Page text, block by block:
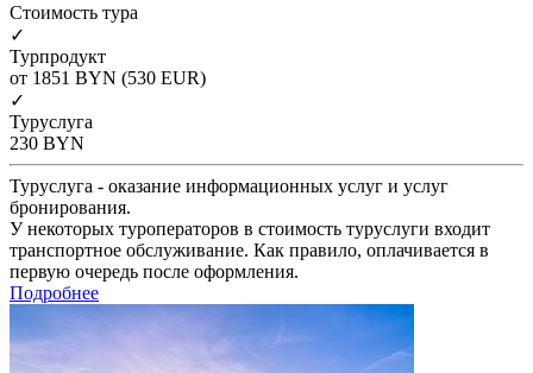
Cтоимость тура
✓
Турпродукт
от 1851 BYN (530 EUR)
✓
Туруслуга
230 BYN
Туруслуга - оказание информационных услуг и услуг
бронирования.
У некоторых туроператоров в стоимость туруслуги входит
транспортное обслуживание. Как правило, оплачивается в
первую очередь после оформления.
Подробнее